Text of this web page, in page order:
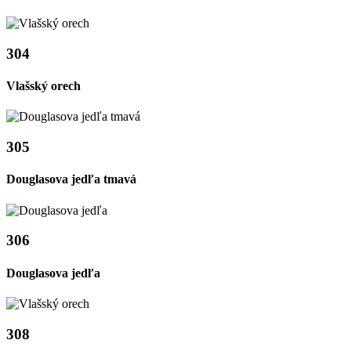
304
Vlašský orech
305
Douglasova jedľa tmavá
306
Douglasova jedľa
308